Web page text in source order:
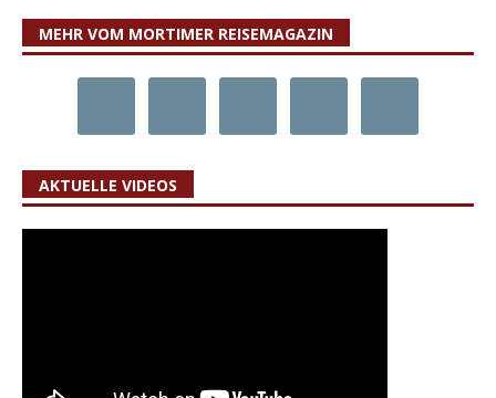
MEHR VOM MORTIMER REISEMAGAZIN
AKTUELLE VIDEOS